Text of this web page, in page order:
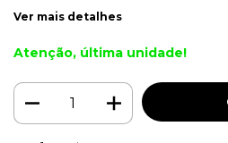
Ver mais detalhes
Atenção, última unidade!